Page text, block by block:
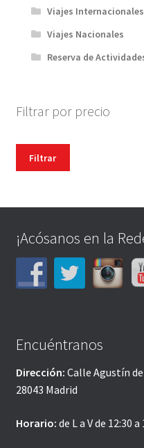
Viajes Internacionales
Viajes Nacionales
Reserva de
Filtrar por precio
Filtrar
¡Acósanos en la
Encuéntranos
Dirección: Calle Agustín
28043 Madrid
Horario: de L a V de 12:30